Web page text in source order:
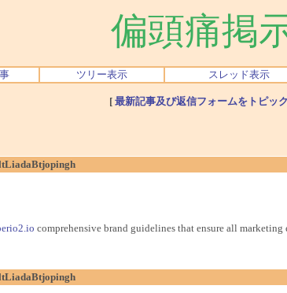
偏頭痛掲
ツリー表示 スレッド表示
[ 最新記事及び返信フォームをトピッ
comprehensive brand guidelines that ensure all